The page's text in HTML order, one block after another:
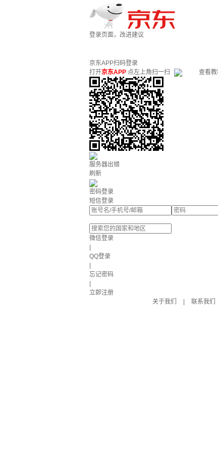
登录页面，改进建议
京东APP扫码登录
打开京东APP 点左上角扫一扫 查看
服务器出错
刷新
密码登录
短信登录
微信登录
QQ登录
忘记密码
立即注册
关于我们
联系我们